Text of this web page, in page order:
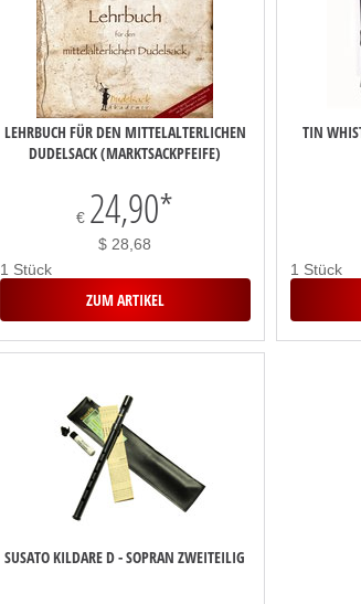
LEHRBUCH FÜR DEN MITTELALTERLICHEN
DUDELSACK (MARKTSACKPFEIFE)
€ 24,90*
$ 28,68
1 Stück
ZUM ARTIKEL
TIN
1 Stück
SUSATO KILDARE D - SOPRAN ZWEITEILIG